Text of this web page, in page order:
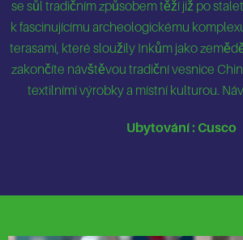
se sůl tradičním způsobem těží již po
k fascinujícímu archeologickému
terasami, které sloužily Inkům jako
zakončíte návštěvou tradiční vesnice
textilními výrobky a místní kulturou.
Ubytování : Cusco